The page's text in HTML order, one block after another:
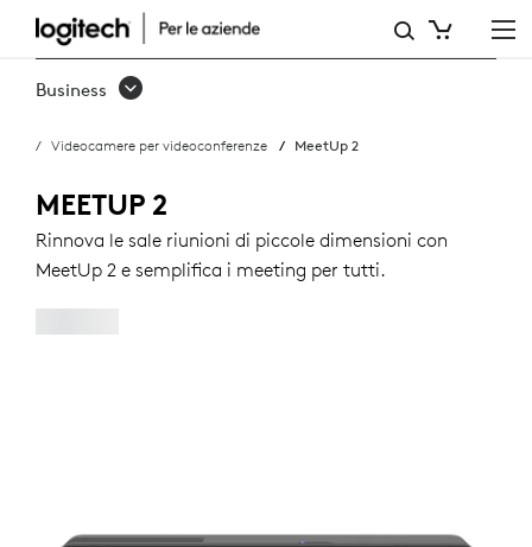
ACQUISTA
MEETUP
Business
Videocamere per videoconferenze MeetUp 2
MEETUP 2
Rinnova le sale riunioni di piccole dimensioni con
MeetUp 2 e semplifica i meeting per tutti.